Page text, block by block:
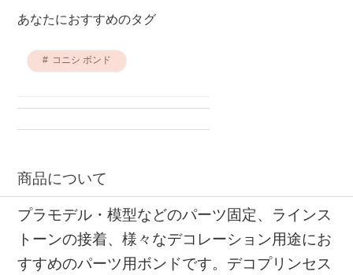
あなたにおすすめのタグ
コニシ ボンド
商品について
プラモデル・模型などのパーツ固定、ラインス
トーンの接着、様々なデコレーション用途にお
すすめのパーツ用ボンドです。デコプリンセス